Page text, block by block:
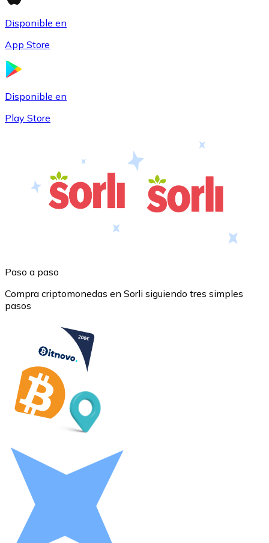
XRP
Efectivo
Compra criptomonedas con efectivo en tu tienda más
Disponible en
App Store
Disponible en
Play Store
Paso a paso
Compra criptomonedas en Sorli siguiendo tres simples
pasos